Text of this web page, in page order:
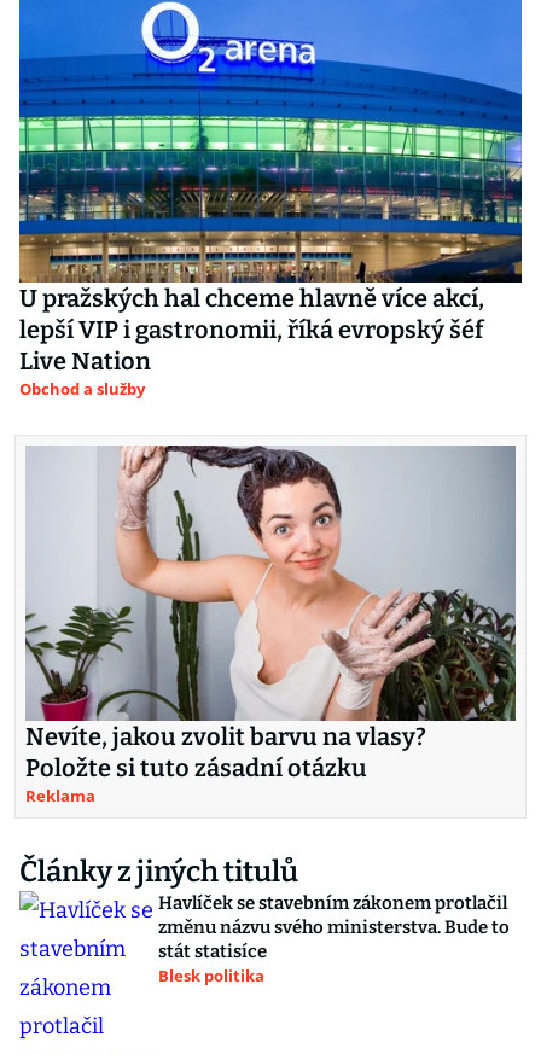
U pražských hal chceme hlavně více akcí,
lepší VIP i gastronomii, říká evropský šéf
Live Nation
Obchod a služby
Nevíte, jakou zvolit barvu na vlasy?
Položte si tuto zásadní otázku
Reklama
Články z jiných titulů
Havlíček se stavebním zákonem protlačil
změnu názvu svého ministerstva. Bude to
stát statisíce
Blesk politika